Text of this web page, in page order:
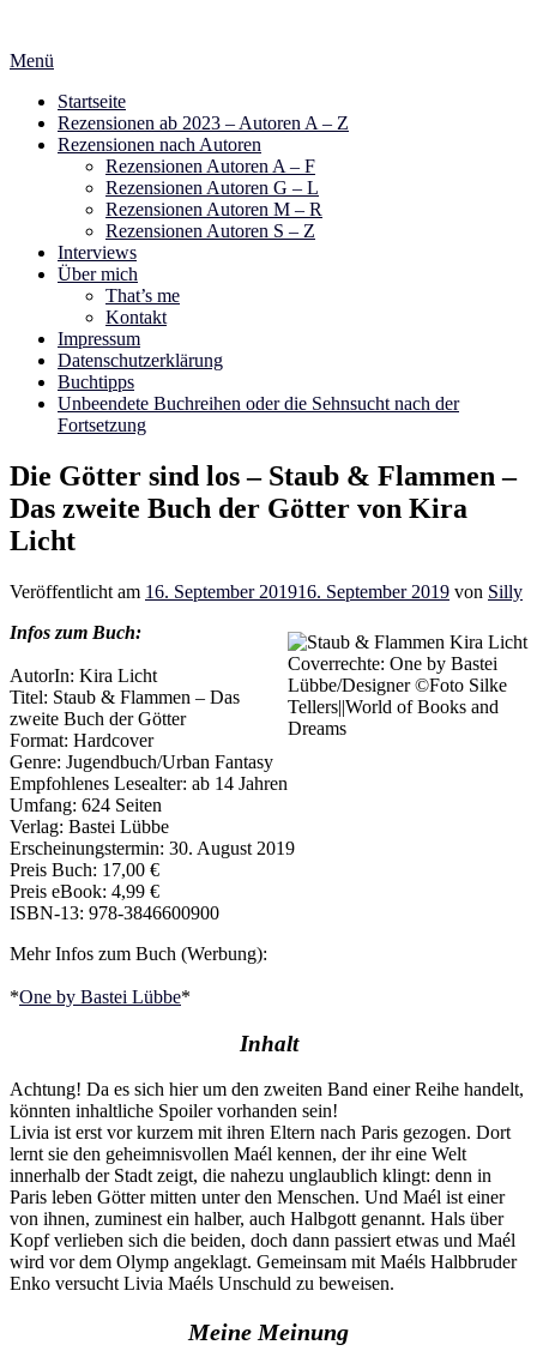
springen
Menü
Startseite
Rezensionen ab 2023 – Autoren A – Z
Rezensionen nach Autoren
Rezensionen Autoren A – F
Rezensionen Autoren G – L
Rezensionen Autoren M – R
Rezensionen Autoren S – Z
Interviews
Über mich
That’s me
Kontakt
Impressum
Datenschutzerklärung
Buchtipps
Unbeendete Buchreihen oder die Sehnsucht nach der
Fortsetzung
Die Götter sind los – Staub & Flammen –
Das zweite Buch der Götter von Kira
Licht
Veröffentlicht am 16. September 201916. September 2019 von Silly
Coverrechte: One by Bastei
Lübbe/Designer ©Foto Silke
Tellers||World of Books and
Dreams
Infos zum Buch:
AutorIn: Kira Licht
Titel: Staub & Flammen – Das
zweite Buch der Götter
Format: Hardcover
Genre: Jugendbuch/Urban Fantasy
Empfohlenes Lesealter: ab 14 Jahren
Umfang: 624 Seiten
Verlag: Bastei Lübbe
Erscheinungstermin: 30. August 2019
Preis Buch: 17,00 €
Preis eBook: 4,99 €
ISBN-13: 978-3846600900
Mehr Infos zum Buch (Werbung):
*One by Bastei Lübbe*
Inhalt
Achtung! Da es sich hier um den zweiten Band einer Reihe handelt,
könnten inhaltliche Spoiler vorhanden sein!
Livia ist erst vor kurzem mit ihren Eltern nach Paris gezogen. Dort
lernt sie den geheimnisvollen Maél kennen, der ihr eine Welt
innerhalb der Stadt zeigt, die nahezu unglaublich klingt: denn in
Paris leben Götter mitten unter den Menschen. Und Maél ist einer
von ihnen, zuminest ein halber, auch Halbgott genannt. Hals über
Kopf verlieben sich die beiden, doch dann passiert etwas und Maél
wird vor dem Olymp angeklagt. Gemeinsam mit Maéls Halbbruder
Enko versucht Livia Maéls Unschuld zu beweisen.
Meine Meinung